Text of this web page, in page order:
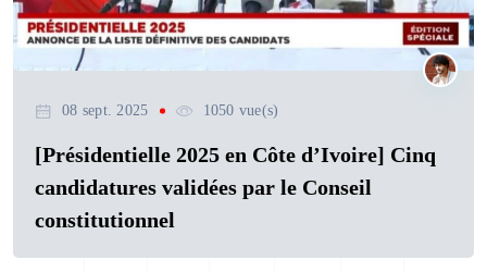
08 sept. 2025 1050 vue(s)
[Présidentielle 2025 en Côte d’Ivoire] Cinq
candidatures validées par le Conseil
constitutionnel